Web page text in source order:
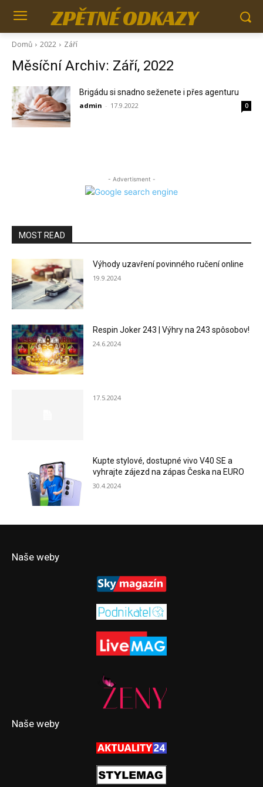
ZPĚTNÉ ODKAZY
Domů 2022 Září
Měsíční Archiv: Září, 2022
Brigádu si snadno seženete i přes agenturu
admin - 17.9.2022 0
- Advertisment -
MOST READ
Výhody uzavření povinného ručení online
19.9.2024
Respin Joker 243 | Výhry na 243 spôsobov!
24.6.2024
17.5.2024
Kupte stylové, dostupné vivo V40 SE a
vyhrajte zájezd na zápas Česka na EURO
30.4.2024
Naše weby
Naše weby